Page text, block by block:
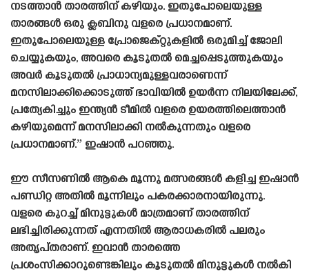
നടത്താൻ താരത്തിന് കഴിയും. ഇതുപോലെയുള്ള
താരങ്ങൾ ഒരു ക്ലബിനു വളരെ പ്രധാനമാണ്.
ഇതുപോലെയുള്ള പ്രോജെക്റ്റുകളിൽ ഒരുമിച്ച് ജോലി
ചെയ്യുകയും, അവരെ കൂടുതൽ മെച്ചപ്പെടുത്തുകയും
അവർ കൂടുതൽ പ്രാധാന്യമുള്ളവരാണെന്ന്
മനസിലാക്കിക്കൊടുത്ത് ഭാവിയിൽ ഉയർന്ന നിലയിലേക്ക്,
പ്രത്യേകിച്ചും ഇന്ത്യൻ ടീമിൽ വളരെ ഉയരത്തിലെത്താൻ
കഴിയുമെന്ന് മനസിലാക്കി നൽകുന്നതും വളരെ
പ്രധാനമാണ്.” ഇഷാൻ പറഞ്ഞു.
ഈ സീസണിൽ ആകെ മൂന്നു മത്സരങ്ങൾ കളിച്ച ഇഷാൻ
പണ്ഡിറ്റ അതിൽ മൂന്നിലും പകരക്കാരനായിരുന്നു.
വളരെ കുറച്ച് മിനുട്ടുകൾ മാത്രമാണ് താരത്തിന്
ലഭിച്ചിരിക്കുന്നത് എന്നതിൽ ആരാധകരിൽ പലരും
അതൃപ്‌തരാണ്. ഇവാൻ താരത്തെ
പ്രശംസിക്കാറുണ്ടെങ്കിലും കൂടുതൽ മിനുട്ടുകൾ നൽകി